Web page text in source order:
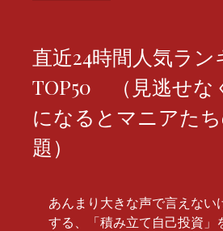
直近24時間人気ラ
TOP50 （見逃せな
になるとマニアた
題）
あんまり大きな声で言えない
する、「積み立て自己投資」